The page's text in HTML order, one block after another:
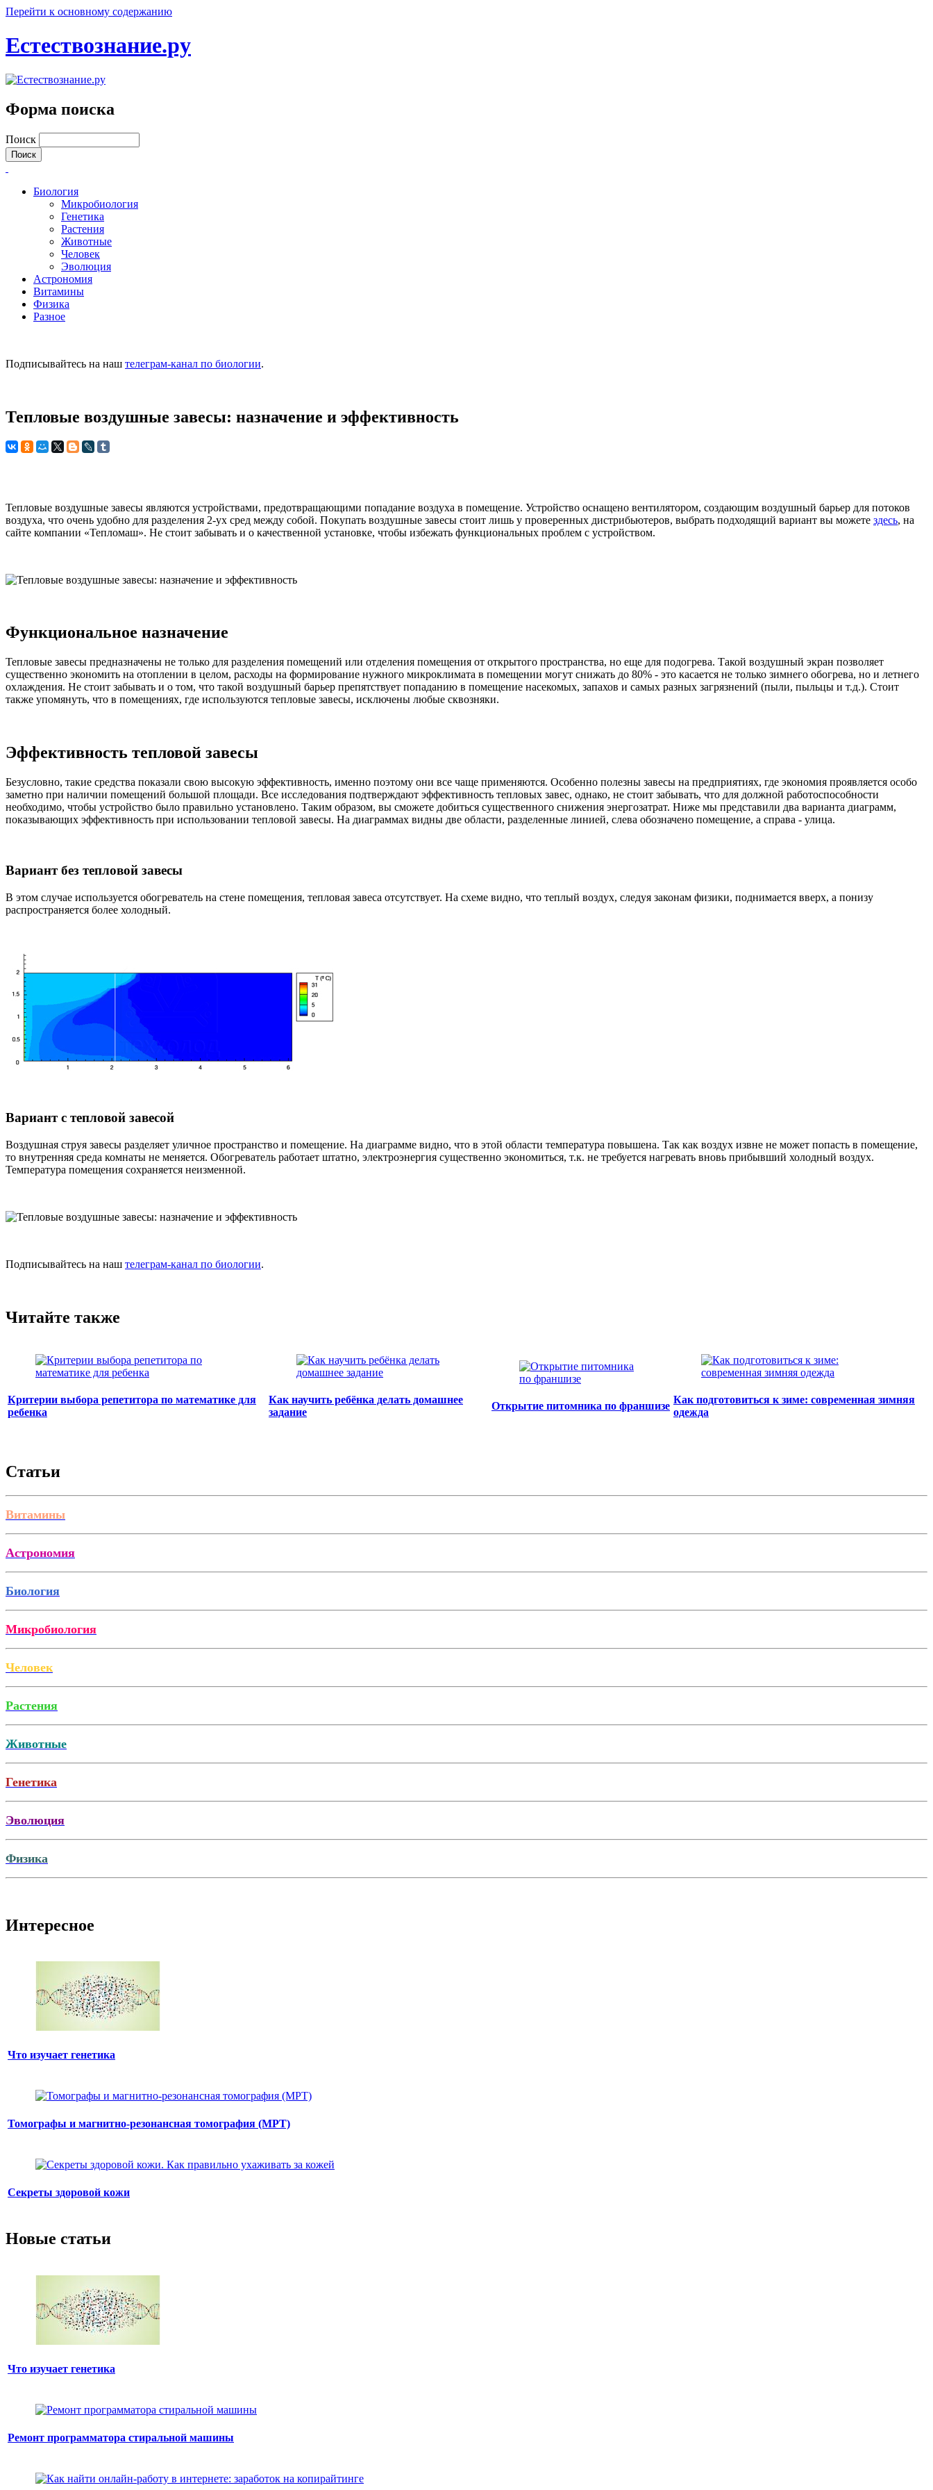
Перейти к основному содержанию
Естествознание.ру
Форма поиска
Поиск
Биология
Микробиология
Генетика
Растения
Животные
Человек
Эволюция
Астрономия
Витамины
Физика
Разное
Подписывайтесь на наш телеграм-канал по биологии.
Тепловые воздушные завесы: назначение и эффективность
Тепловые воздушные завесы являются устройствами, предотвращающими попадание воздуха в помещение. Устройство оснащено вентилятором, создающим воздушный барьер для потоков
воздуха, что очень удобно для разделения 2-ух сред между собой. Покупать воздушные завесы стоит лишь у проверенных дистрибьютеров, выбрать подходящий вариант вы можете здесь, на
сайте компании «Тепломаш». Не стоит забывать и о качественной установке, чтобы избежать функциональных проблем с устройством.
Функциональное назначение
Тепловые завесы предназначены не только для разделения помещений или отделения помещения от открытого пространства, но еще для подогрева. Такой воздушный экран позволяет
существенно экономить на отоплении в целом, расходы на формирование нужного микроклимата в помещении могут снижать до 80% - это касается не только зимнего обогрева, но и летнего
охлаждения. Не стоит забывать и о том, что такой воздушный барьер препятствует попаданию в помещение насекомых, запахов и самых разных загрязнений (пыли, пыльцы и т.д.). Стоит
также упомянуть, что в помещениях, где используются тепловые завесы, исключены любые сквозняки.
Эффективность тепловой завесы
Безусловно, такие средства показали свою высокую эффективность, именно поэтому они все чаще применяются. Особенно полезны завесы на предприятиях, где экономия проявляется особо
заметно при наличии помещений большой площади. Все исследования подтверждают эффективность тепловых завес, однако, не стоит забывать, что для должной работоспособности
необходимо, чтобы устройство было правильно установлено. Таким образом, вы сможете добиться существенного снижения энергозатрат. Ниже мы представили два варианта диаграмм,
показывающих эффективность при использовании тепловой завесы. На диаграммах видны две области, разделенные линией, слева обозначено помещение, а справа - улица.
Вариант без тепловой завесы
В этом случае используется обогреватель на стене помещения, тепловая завеса отсутствует. На схеме видно, что теплый воздух, следуя законам физики, поднимается вверх, а понизу
распространяется более холодный.
Вариант с тепловой завесой
Воздушная струя завесы разделяет уличное пространство и помещение. На диаграмме видно, что в этой области температура повышена. Так как воздух извне не может попасть в помещение,
то внутренняя среда комнаты не меняется. Обогреватель работает штатно, электроэнергия существенно экономиться, т.к. не требуется нагревать вновь прибывший холодный воздух.
Температура помещения сохраняется неизменной.
Подписывайтесь на наш телеграм-канал по биологии.
Читайте также
Критерии выбора репетитора по математике для
ребенка
Как научить ребёнка делать домашнее
задание
Открытие питомника по франшизе
Как подготовиться к зиме: современная зимняя
одежда
Статьи
Витамины
Астрономия
Биология
Микробиология
Человек
Растения
Животные
Генетика
Эволюция
Физика
Интересное
Что изучает генетика
Томографы и магнитно-резонансная томография (МРТ)
Секреты здоровой кожи
Новые статьи
Что изучает генетика
Ремонт программатора стиральной машины